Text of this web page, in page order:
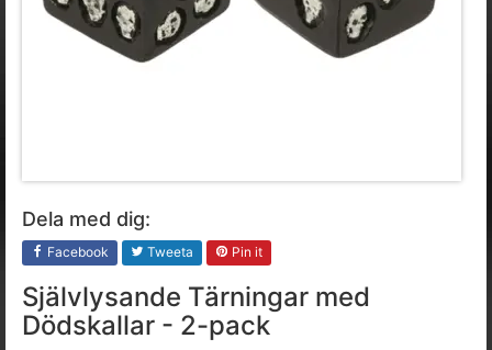
Dela med dig:
Facebook Tweeta Pin it
Självlysande Tärningar med
Dödskallar - 2-pack